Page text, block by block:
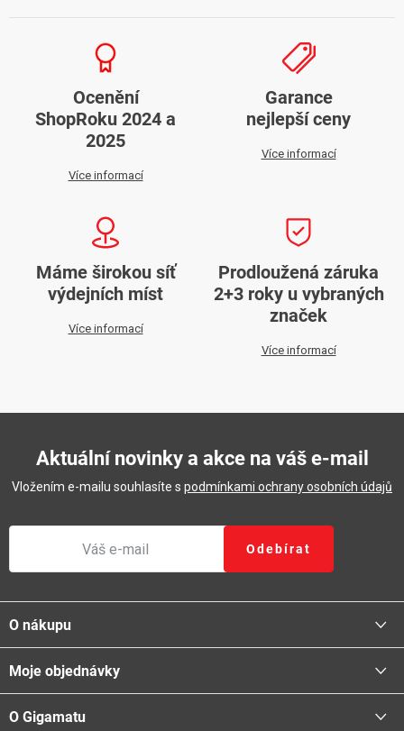
Ocenění
ShopRoku 2024 a
2025
Více informací
Garance
nejlepší ceny
Více informací
Máme širokou síť
výdejních míst
Více informací
Prodloužená záruka
2+3 roky u vybraných
značek
Více informací
Aktuální novinky a akce na váš e-mail
Vložením e-mailu souhlasíte s podmínkami ochrany osobních údajů
Odebírat
á
p
a
O nákupu
Proč nakupovat u nás
Platba - možnosti
Moje objednávky
Přihlásit
O Gigamatu